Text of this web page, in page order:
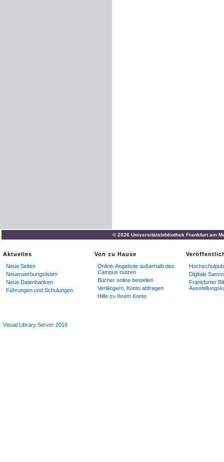
© 2026 Universitätsbibliothek Frankfurt am
Aktuelles
Neue Seiten
Neuerwerbungslisten
Neue Datenbanken
Führungen und Schulungen
Von zu Hause
Online-Angebote außerhalb des
Campus nutzen
Bücher online bestellen
Verlängern, Konto abfragen
Hilfe zu Ihrem Konto
Digitale
Frankfurter
Visual Library Server 2018